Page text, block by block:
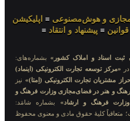
و هوش‌مصنوعی ≡ اپلیکیشن
قوانین ≡ پیشنهاد و انتقاد ≡
ثبت اسناد و املاک کشور»بشماره‌های:
«مرکز توسعه تجارت الکترونیکی (اینماد)
مشتریان تجارت الکترونیکی (اِمتا)» نیز
و هنر در فضای‌مجازی وزارت فرهنگ و
وزارت فرهنگ و ارشاد» بشماره شامَد:
رسیده است؛ متعاقباً کلیهٔ حقوق مادی و معنوی محفوظ